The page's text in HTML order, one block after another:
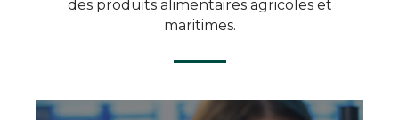
des produits alimentaires agricoles et
maritimes.